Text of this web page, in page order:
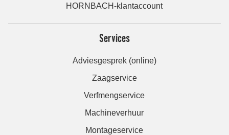
HORNBACH-klantaccount
Services
Adviesgesprek (online)
Zaagservice
Verfmengservice
Machineverhuur
Montageservice